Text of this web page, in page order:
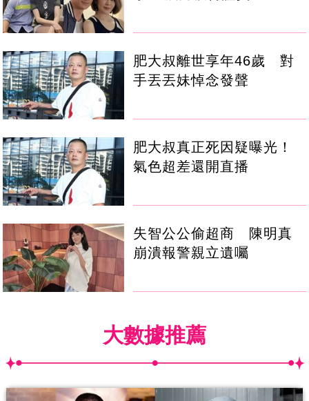
肥大叔離世享年46歲 對
手丟丟妹悼念發聲
肥大叔真正死因疑曝光！
氣色超差還開直播
失智公公偷超商 陳明真
崩潰報警親立遺囑
大數據推薦